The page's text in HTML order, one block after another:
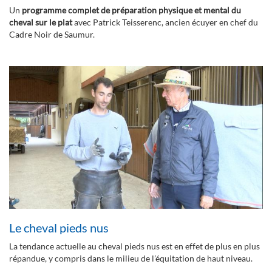
Un programme complet de préparation physique et mental du
cheval sur le platavec Patrick Teisserenc, ancien écuyer en chef du
Cadre Noir de Saumur.
Le cheval pieds nus
La tendance actuelle au cheval pieds nus est en effet de plus en plus
répandue, y compris dans le milieu de l’équitation de haut niveau.